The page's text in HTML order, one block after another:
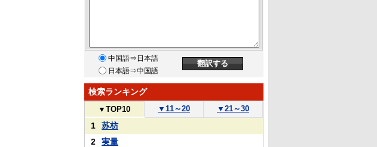
中国語⇒日本語
日本語⇒中国語
検索ランキング
▼ TOP10 ▼ 11～20 ▼ 21～30
1
苏枋
2
実量